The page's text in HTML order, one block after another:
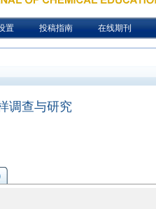
置 投稿指南 在线期刊
调查与研究